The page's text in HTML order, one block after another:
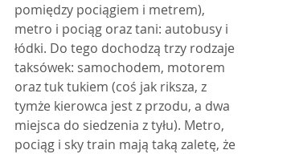
pomiędzy pociągiem i metrem),
metro i pociąg oraz tani: autobusy i
łódki. Do tego dochodzą trzy rodzaje
taksówek: samochodem, motorem
oraz tuk tukiem (coś jak riksza, z
tymże kierowca jest z przodu, a dwa
miejsca do siedzenia z tyłu). Metro,
pociąg i sky train mają taką zaletę, że